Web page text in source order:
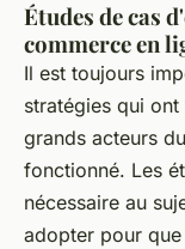
Études de cas
commerce en
Il est toujours
stratégies qui
grands acteurs
fonctionné. Les
nécessaire au
adopter pour